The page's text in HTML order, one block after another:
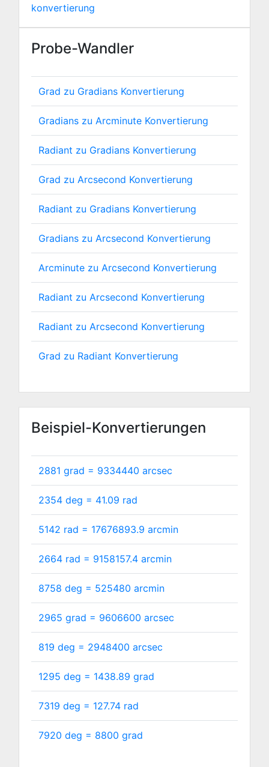
konvertierung
Probe-Wandler
Grad zu Gradians Konvertierung
Gradians zu Arcminute Konvertierung
Radiant zu Gradians Konvertierung
Grad zu Arcsecond Konvertierung
Radiant zu Gradians Konvertierung
Gradians zu Arcsecond Konvertierung
Arcminute zu Arcsecond Konvertierung
Radiant zu Arcsecond Konvertierung
Radiant zu Arcsecond Konvertierung
Grad zu Radiant Konvertierung
Beispiel-Konvertierungen
2881 grad = 9334440 arcsec
2354 deg = 41.09 rad
5142 rad = 17676893.9 arcmin
2664 rad = 9158157.4 arcmin
8758 deg = 525480 arcmin
2965 grad = 9606600 arcsec
819 deg = 2948400 arcsec
1295 deg = 1438.89 grad
7319 deg = 127.74 rad
7920 deg = 8800 grad